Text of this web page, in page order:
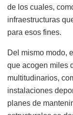
de los cuales,
infraestructuras
para esos fines.
Del mismo modo,
que acogen miles
multitudinarios,
instalaciones
planes de